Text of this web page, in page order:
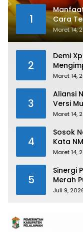
1
Cara
Maret 14,
2
Demi
Maret 14,
3
Aliansi
Versi
Maret 14,
4
Sosok
Kata
Maret 14,
5
Sinergi
Merah
Juli 9,